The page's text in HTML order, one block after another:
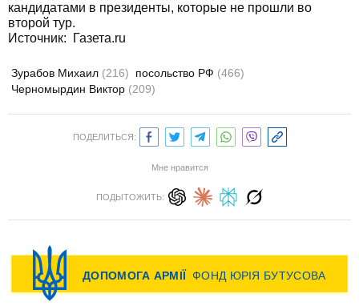
кандидатами в президенты, которые не прошли во
второй тур.
Источник: Газета.ru
Зурабов Михаил (216) посольство РФ (466)
Черномырдин Виктор (209)
ПОДЕЛИТЬСЯ:
Мне нравится
ПОДЫТОЖИТЬ: